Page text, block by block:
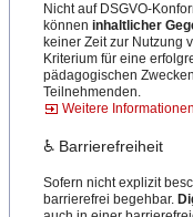
Nicht auf DSGVO-
können inhaltlicher
keiner Zeit zur Nutzung
Kriterium für eine
pädagogischen
Teilnehmenden.
Weitere Informationen
♿ Barrierefreiheit
Sofern nicht explizit
barrierefrei begehbar.